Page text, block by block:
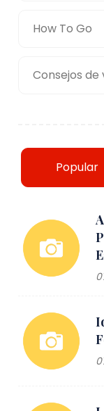
How To Go
Consejos de
Popular